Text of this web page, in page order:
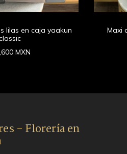
lilas en caja yaakun
MXN
Maxi
- Florería en